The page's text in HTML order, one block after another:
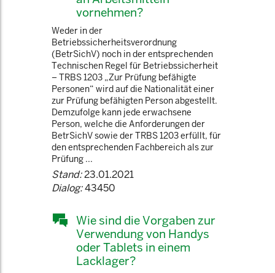
vornehmen?
Weder in der
Betriebssicherheitsverordnung
(BetrSichV) noch in der entsprechenden
Technischen Regel für Betriebssicherheit
– TRBS 1203 „Zur Prüfung befähigte
Personen“ wird auf die Nationalität einer
zur Prüfung befähigten Person abgestellt.
Demzufolge kann jede erwachsene
Person, welche die Anforderungen der
BetrSichV sowie der TRBS 1203 erfüllt, für
den entsprechenden Fachbereich als zur
Prüfung ...
Stand:23.01.2021
Dialog:43450
Wie sind die Vorgaben zur
Verwendung von Handys
oder Tablets in einem
Lacklager?